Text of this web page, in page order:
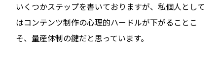
いくつかステップを書いておりますが、私個人として
はコンテンツ制作の心理的ハードルが下がることこ
そ、量産体制の鍵だと思っています。